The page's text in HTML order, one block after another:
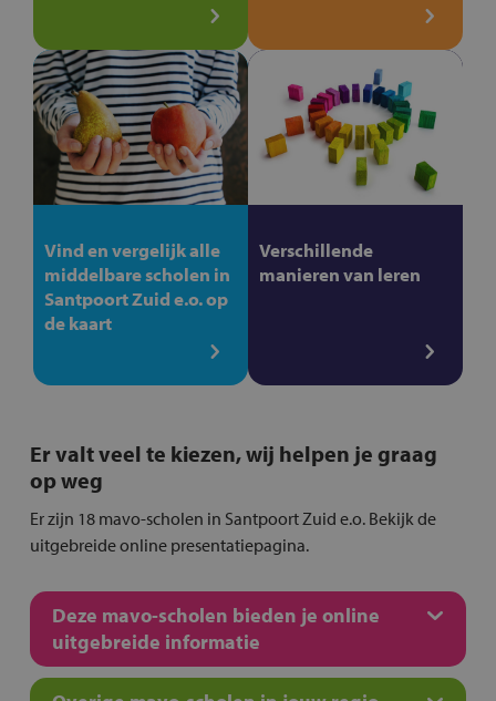
Vind en vergelijk alle
middelbare scholen in
Santpoort Zuid e.o. op
de kaart
Verschillende
manieren van leren
Er valt veel te kiezen, wij helpen je graag
op weg
Er zijn 18 mavo-scholen in Santpoort Zuid e.o. Bekijk de
uitgebreide online presentatiepagina.
Deze mavo-scholen bieden je online
uitgebreide informatie